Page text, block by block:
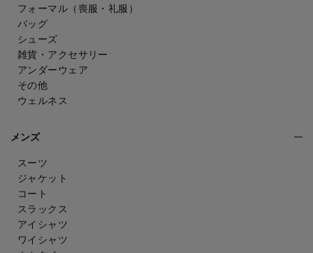
フォーマル（喪服・礼服）
バッグ
シューズ
雑貨・アクセサリー
アンダーウェア
その他
ウェルネス
メンズ
スーツ
ジャケット
コート
スラックス
アイシャツ
ワイシャツ